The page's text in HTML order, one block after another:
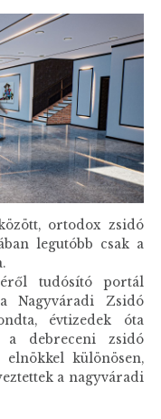
ortodox zsidó
legutóbb csak a
tudósító portál
Nagyváradi Zsidó
évtizedek óta
a debreceni zsidó
különösen,
a nagyváradi